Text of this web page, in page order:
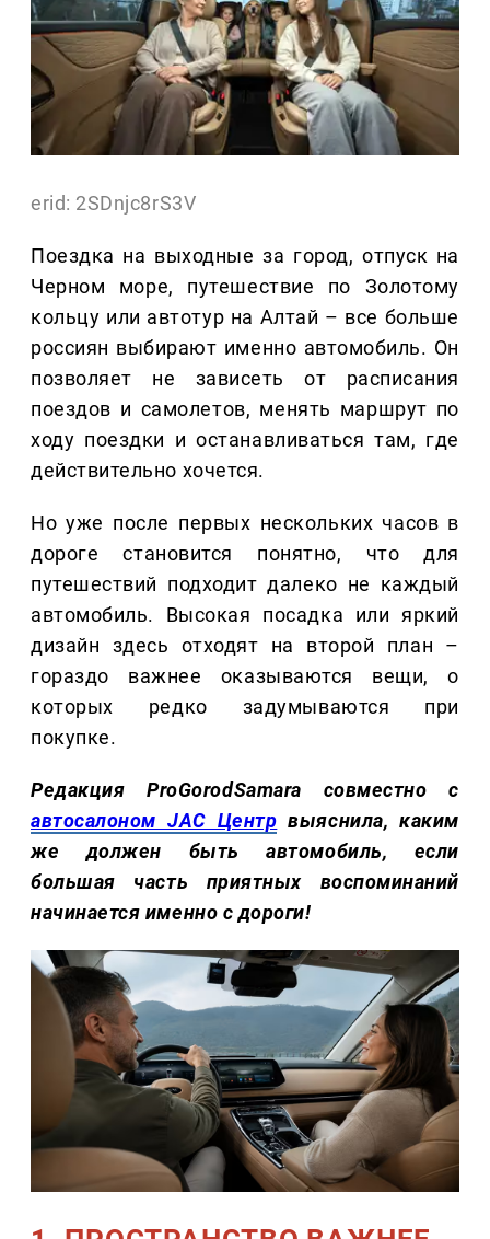
erid: 2SDnjc8rS3V
Поездка на выходные за город, отпуск на
Черном море, путешествие по Золотому
кольцу или автотур на Алтай – все больше
россиян выбирают именно автомобиль. Он
позволяет не зависеть от расписания
поездов и самолетов, менять маршрут по
ходу поездки и останавливаться там, где
действительно хочется.
Но уже после первых нескольких часов в
дороге становится понятно, что для
путешествий подходит далеко не каждый
автомобиль. Высокая посадка или яркий
дизайн здесь отходят на второй план –
гораздо важнее оказываются вещи, о
которых редко задумываются при
покупке.
Редакция ProGorodSamara совместно с
автосалоном JAC Центр выяснила, каким
же должен быть автомобиль, если
большая часть приятных воспоминаний
начинается именно с дороги!